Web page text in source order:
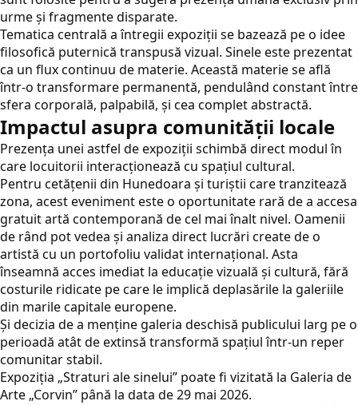
urme și fragmente disparate.
Tematica centrală a întregii expoziții se bazează pe o idee
filosofică puternică transpusă vizual. Sinele este prezentat
ca un flux continuu de materie. Această materie se află
într-o transformare permanentă, pendulând constant între
sfera corporală, palpabilă, și cea complet abstractă.
Impactul asupra comunității locale
Prezența unei astfel de expoziții schimbă direct modul în
care locuitorii interacționează cu spațiul cultural.
Pentru cetățenii din Hunedoara și turiștii care tranzitează
zona, acest eveniment este o oportunitate rară de a accesa
gratuit artă contemporană de cel mai înalt nivel. Oamenii
de rând pot vedea și analiza direct lucrări create de o
artistă cu un portofoliu validat internațional. Asta
înseamnă acces imediat la educație vizuală și cultură, fără
costurile ridicate pe care le implică deplasările la galeriile
din marile capitale europene.
Și decizia de a menține galeria deschisă publicului larg pe o
perioadă atât de extinsă transformă spațiul într-un reper
comunitar stabil.
Expoziția „Straturi ale sinelui” poate fi vizitată la Galeria de
Arte „Corvin” până la data de 29 mai 2026.